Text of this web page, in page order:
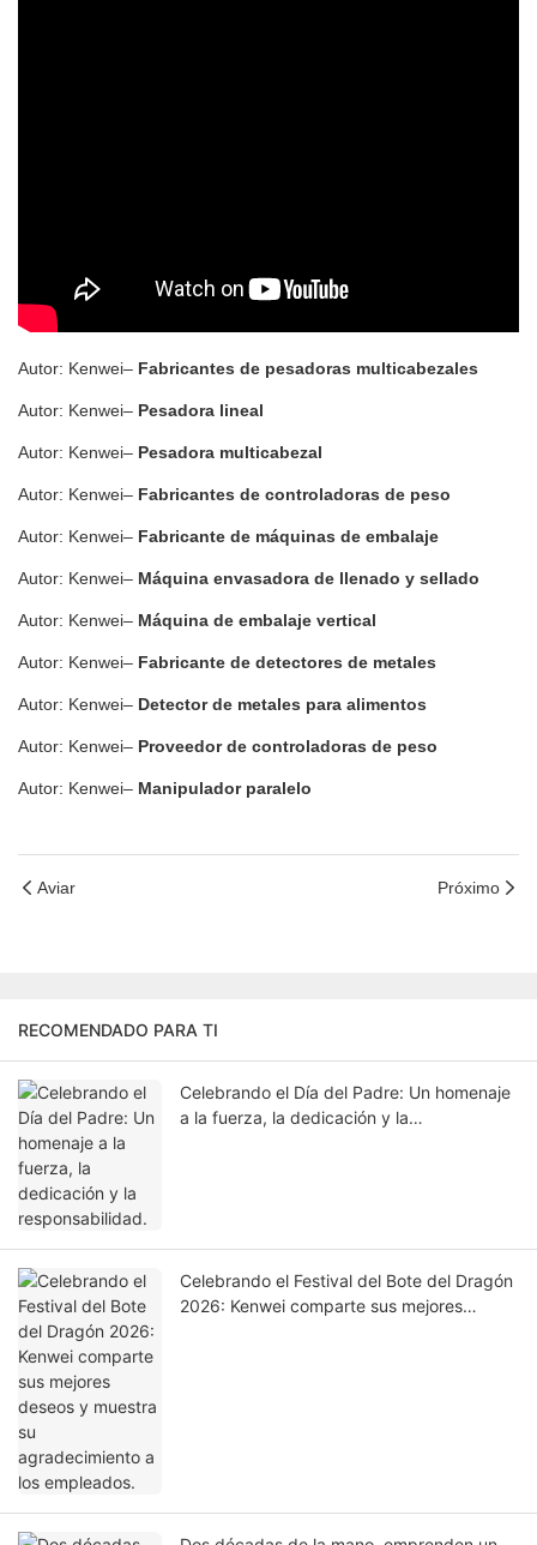
Autor: Kenwei– Fabricantes de pesadoras multicabezales
Autor: Kenwei– Pesadora lineal
Autor: Kenwei– Pesadora multicabezal
Autor: Kenwei– Fabricantes de controladoras de peso
Autor: Kenwei– Fabricante de máquinas de embalaje
Autor: Kenwei– Máquina envasadora de llenado y sellado
Autor: Kenwei– Máquina de embalaje vertical
Autor: Kenwei– Fabricante de detectores de metales
Autor: Kenwei– Detector de metales para alimentos
Autor: Kenwei– Proveedor de controladoras de peso
Autor: Kenwei– Manipulador paralelo
Aviar Próximo
RECOMENDADO PARA TI
Celebrando el Día del Padre: Un homenaje
a la fuerza, la dedicación y la
Celebrando el Festival del Bote del Dragón
2026: Kenwei comparte sus mejores